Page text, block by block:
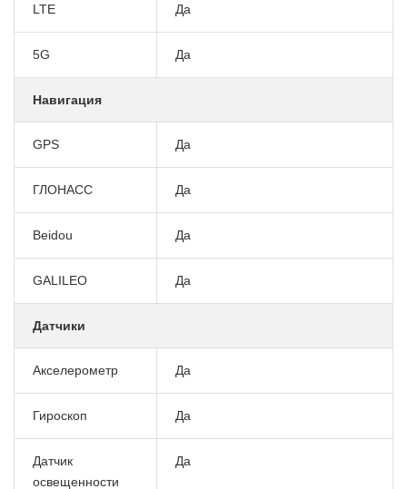
LTE Да
5G Да
Навигация
GPS Да
ГЛОНАСС Да
Beidou Да
GALILEO Да
Датчики
Акселерометр Да
Гироскоп Да
Датчик
освещенности
Да